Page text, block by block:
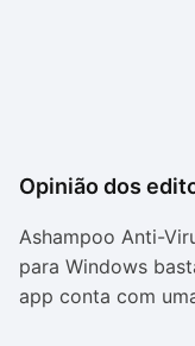
Opinião dos
Ashampoo Anti-
para Windows
app conta com